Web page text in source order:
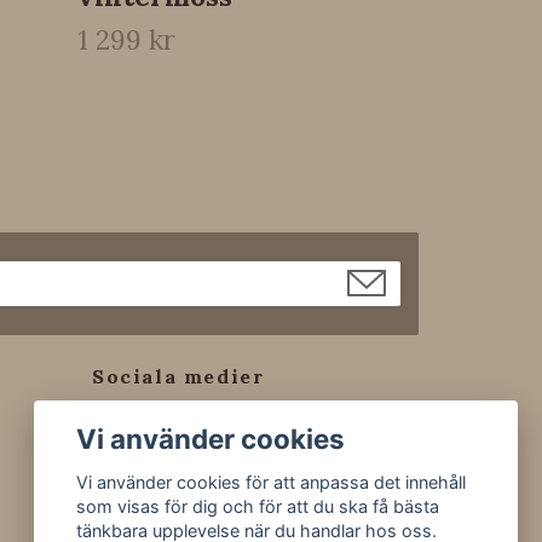
1 299 kr
Sociala medier
Facebook
Tiktok
Vi använder cookies
Vi använder cookies för att anpassa det innehåll
som visas för dig och för att du ska få bästa
tänkbara upplevelse när du handlar hos oss.